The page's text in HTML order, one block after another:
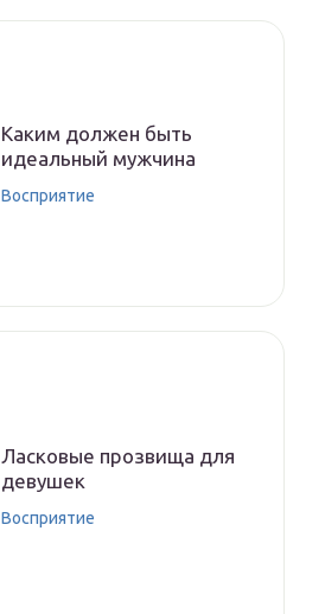
Каким должен быть
идеальный мужчина
Восприятие
Ласковые прозвища для
девушек
Восприятие